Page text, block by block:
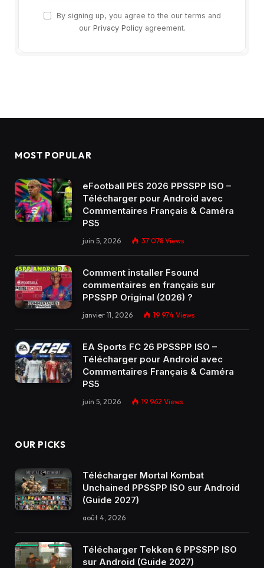
By signing up, you agree to the our terms and
our Privacy Policyagreement.
MOST POPULAR
eFootball PES 2026 PPSSPP ISO –
Télécharger pour Android avec
Commentaires Français & Caméra
PS5
juin 5, 2026 37 078 Views
Comment installer Fsound
commentaires en français sur
PPSSPP Original (2026) ?
janvier 11, 2026 19 974 Views
EA Sports FC 26 PPSSPP ISO –
Télécharger pour Android avec
Commentaires Français & Caméra
PS5
juin 5, 2026 19 962 Views
OUR PICKS
Télécharger Mortal Kombat
Unchained PPSSPP ISO sur Android
(Guide 2027)
août 4, 2026
Télécharger Tekken 6 PPSSPP ISO
sur Android (Guide 2027)